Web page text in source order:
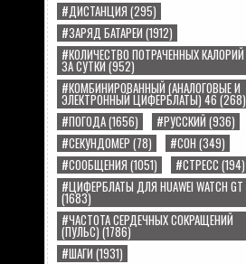
#ДИСТАНЦИЯ (295)
#ЗАРЯД БАТАРЕИ (1912)
#КОЛИЧЕСТВО ПОТРАЧЕННЫХ КАЛОРИЙ
ЗА СУТКИ(952)
#КОМБИНИРОВАННЫЙ (АНАЛОГОВЫЕ И
ЭЛЕКТРОННЫЙ ЦИФЕРБЛАТЫ) 46(268)
#ПОГОДА(1656) #РУССКИЙ (936)
#СЕКУНДОМЕР (78) #СОН (349)
#СООБЩЕНИЯ (1051) #СТРЕСС (194)
#ЦИФЕРБЛАТЫ ДЛЯ HUAWEI WATCH GT
(1683)
#ЧАСТОТА СЕРДЕЧНЫХ СОКРАЩЕНИЙ
(ПУЛЬС)(1786)
#ШАГИ (1931)